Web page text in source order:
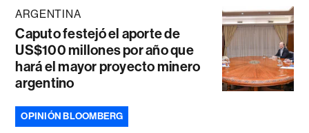
ARGENTINA
Caputo festejó el aporte de
US$100 millones por año que
hará el mayor proyecto minero
argentino
OPINIÓN BLOOMBERG